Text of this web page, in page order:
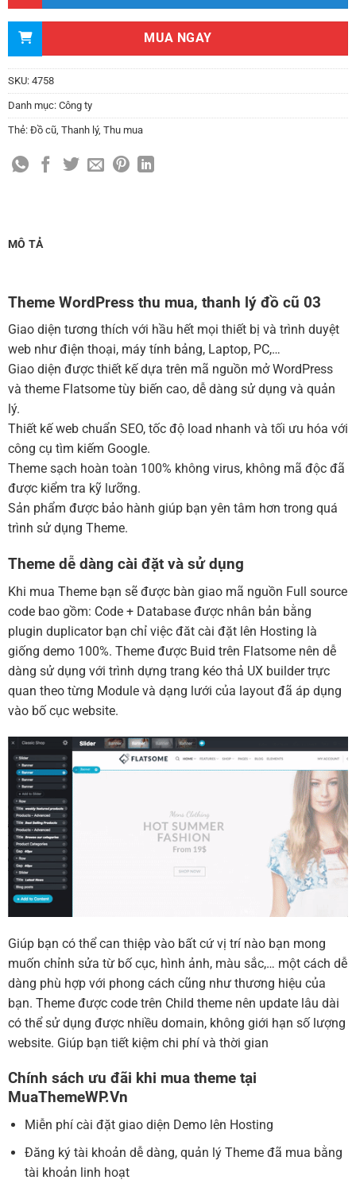
Thay đổi bố cục trang chủ (đơn giản)(+500,000 ₫)
Thiết kế 2 banner chạy ở slider chính
Thay đổi màu sắc toàn bộ site theo yêu cầu
(+150,000 ₫)
Thiết kế logo đơn giản để đăng web
MUA THÊM TÊN MIỀN + HOSTING
Tên miền Việt Nam .vn (1 năm)
(+550,000 ₫)
Hosting 2GB SSD (1 năm)
(+700,000 ₫)
Hosting 4GB SSD (1 năm)(+1,000,000 ₫)
Hosting 8GB SSD (1 năm)(+1,200,000 ₫)
MUA NGAY
SKU: 4758
Danh mục: Công ty
Thẻ: Đồ cũ Thanh lý, Thu mua
MÔ TẢ
Theme WordPress thu mua, thanh lý đồ cũ 03
Giao diện tương thích với hầu hết mọi thiết bị và trình duyệt
web như điện thoại, máy tính bảng, Laptop, PC,…
Giao diện được thiết kế dựa trên mã nguồn mở WordPress
và theme Flatsome tùy biến cao, dễ dàng sử dụng và quản
lý.
Thiết kế web chuẩn SEO, tốc độ load nhanh và tối ưu hóa với
công cụ tìm kiếm Google.
Theme sạch hoàn toàn 100% không virus, không mã độc đã
được kiểm tra kỹ lưỡng.
Sản phẩm được bảo hành giúp bạn yên tâm hơn trong quá
trình sử dụng Theme.
Theme dễ dàng cài đặt và sử dụng
Khi mua Theme bạn sẽ được bàn giao mã nguồn Full source
code bao gồm: Code + Database được nhân bản bằng
plugin duplicator bạn chỉ việc đăt cài đặt lên Hosting là
giống demo 100%. Theme được Buid trên Flatsome nên dễ
dàng sử dụng với trình dựng trang kéo thả UX builder trực
quan theo từng Module và dạng lưới của layout đã áp dụng
vào bố cục website.
Giúp bạn có thể can thiệp vào bất cứ vị trí nào bạn mong
muốn chỉnh sửa từ bố cục, hình ảnh, màu sắc,… một cách dễ
dàng phù hợp với phong cách cũng như thương hiệu của
bạn. Theme được code trên Child theme nên update lâu dài
có thể sử dụng được nhiều domain, không giới hạn số lượng
website. Giúp bạn tiết kiệm chi phí và thời gian
Chính sách ưu đãi khi mua theme tại
MuaThemeWP.Vn
Miễn phí cài đặt giao diện Demo lên Hosting
Đăng ký tài khoản dễ dàng, quản lý Theme đã mua bằng
tài khoản linh hoạt